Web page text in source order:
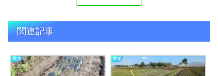
関連記事
農業 農業